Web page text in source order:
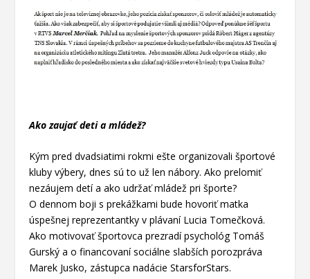
Ako zaujať deti a mládež?
Kým pred dvadsiatimi rokmi ešte organizovali športové
kluby výbery, dnes sú to už len nábory. Akoprelomiť
nezáujem detí a ako udržať mládež pri športe?
O dennom boji s prekážkami bude hovoriťmatka
úspešnej reprezentantky v plávaní Lucia Tomečková.
Ako motivovať športovca prezradípsychológ Tomáš
Gurský a o financovaní sociálne slabších porozpráva
Marek Jusko, zástupca nadácieStarsforStars.